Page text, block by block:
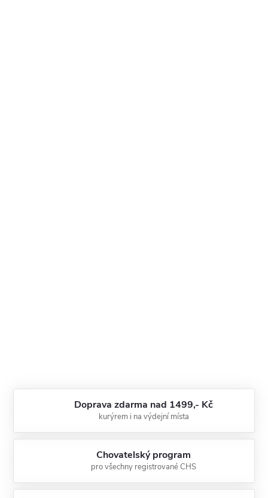
Doprava zdarma nad 1499,- Kč
kurýrem i na výdejní místa
Chovatelský program
pro všechny registrované CHS